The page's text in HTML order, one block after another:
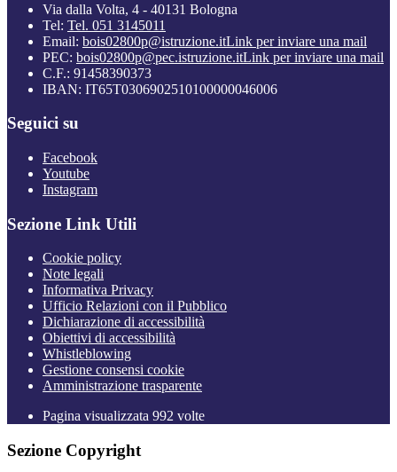
Via dalla Volta, 4 - 40131 Bologna
Tel: Tel. 051 3145011
Email: bois02800p@istruzione.itLink per inviare una mail
PEC: bois02800p@pec.istruzione.itLink per inviare una mail
C.F.: 91458390373
IBAN: IT65T0306902510100000046006
Seguici su
Facebook
Youtube
Instagram
Sezione Link Utili
Cookie policy
Note legali
Informativa Privacy
Ufficio Relazioni con il Pubblico
Dichiarazione di accessibilità
Obiettivi di accessibilità
Whistleblowing
Gestione consensi cookie
Amministrazione trasparente
Pagina visualizzata 992 volte
Sezione Copyright